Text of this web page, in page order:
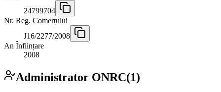
24799704
Nr. Reg. Comerțului
J16/2277/2008
An Înființare
2008
Administrator ONRC(1)